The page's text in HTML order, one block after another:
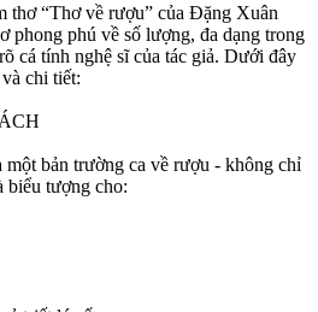
thơ “Thơ về rượu” của Đặng Xuân
phong phú về số lượng, đa dạng trong
cá tính nghệ sĩ của tác giả. Dưới đây
chi tiết:
một bản trường ca về rượu - không chỉ
biểu tượng cho: